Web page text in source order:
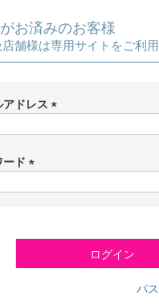
お済みのお客様
舗様は専用サイトをご利用
アドレス
)
ード
ログイン
パ